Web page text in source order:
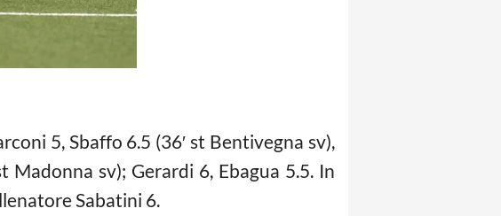
5, Sbaffo 6.5 (36′ st Bentivegna sv),
Madonna sv); Gerardi 6, Ebagua 5.5. In
Sabatini 6.